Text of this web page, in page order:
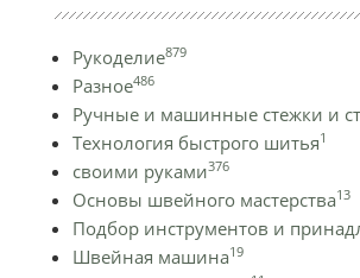
Рукоделие879
Разное486
Ручные и машинные стежки и
Технология быстрого шитья1
своими руками376
Основы швейного мастерства13
Подбор инструментов и
Швейная машина19